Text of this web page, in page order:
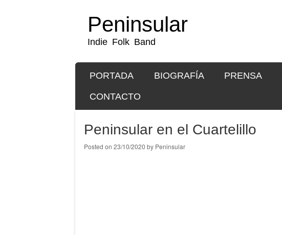
Peninsular
Indie Folk Band
Menu
SKIP TO CONTENT
PORTADA BIOGRAFÍA PRENSA
CONTACTO
Peninsular en el Cuartelillo
Posted on 23/10/2020 by Peninsular